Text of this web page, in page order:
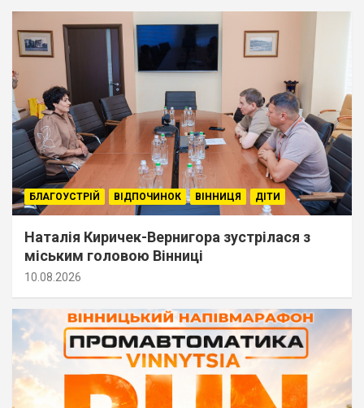
БЛАГОУСТРІЙ ВІДПОЧИНОК ВІННИЦЯ ДІТИ
Наталія Киричек-Вернигора зустрілася з
міським головою Вінниці
10.08.2026